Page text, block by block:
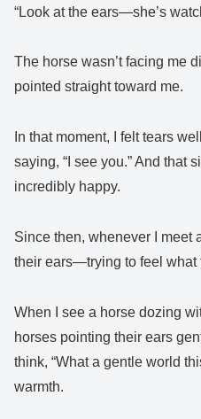
“Look at the ears—she’s
The horse wasn’t facing me
pointed straight toward me.
In that moment, I felt tears
saying, “I see you.” And that
incredibly happy.
Since then, whenever I meet
their ears—trying to feel what
When I see a horse dozing
horses pointing their ears
think, “What a gentle world
warmth.